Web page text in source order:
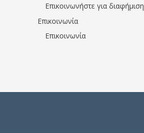
Επικοινωνήστε για διαφήμιση
Επικοινωνία
Επικοινωνία